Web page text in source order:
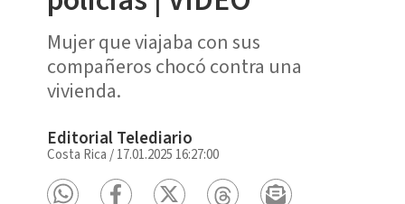
Mujer que viajaba con sus
compañeros chocó contra una
vivienda.
Editorial Telediario
Costa Rica /17.01.2025 16:27:00